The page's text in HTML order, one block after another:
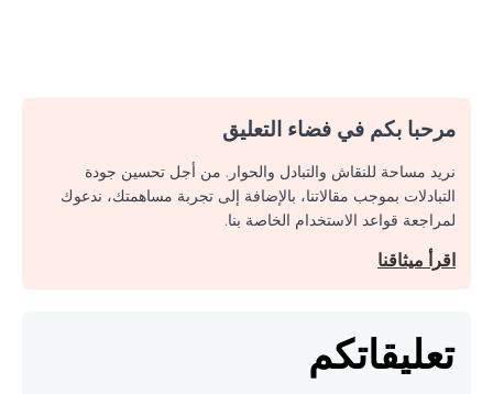
مرحبا بكم في فضاء التعليق
نريد مساحة للنقاش والتبادل والحوار. من أجل تحسين جودة
التبادلات بموجب مقالاتنا، بالإضافة إلى تجربة مساهمتك، ندعوك
لمراجعة قواعد الاستخدام الخاصة بنا.
اقرأ ميثاقنا
تعليقاتكم